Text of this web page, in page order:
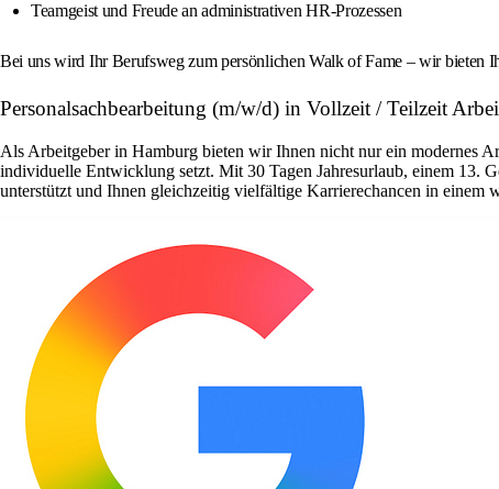
Teamgeist und Freude an administrativen HR-Prozessen
Bei uns wird Ihr Berufsweg zum persönlichen Walk of Fame – wir bieten
Personalsachbearbeitung (m/w/d) in Vollzeit / Teilzeit
Als Arbeitgeber in Hamburg bieten wir Ihnen nicht nur ein modernes
individuelle Entwicklung setzt. Mit 30 Tagen Jahresurlaub, einem 13.
unterstützt und Ihnen gleichzeitig vielfältige Karrierechancen in einem